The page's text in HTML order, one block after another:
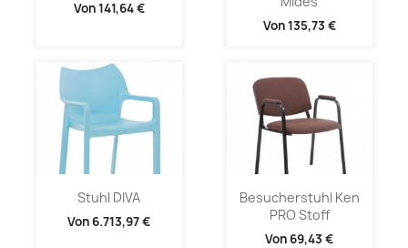
Von141,64 €
Von135,73 €
Stuhl DIVA
Von 6.713,97 €
Besucherstuhl Ken
PRO Stoff
Von 69,43 €